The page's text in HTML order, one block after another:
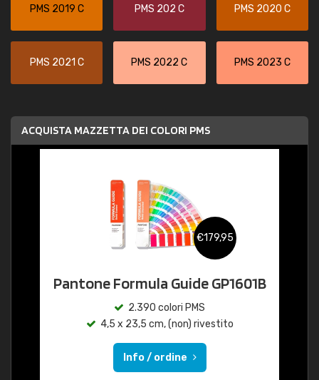
PMS 2019 C PMS 202 C PMS 2020 C
PMS 2021 C PMS 2022 C PMS 2023 C
ACQUISTA MAZZETTA DEI COLORI PMS
€179,95
Pantone Formula Guide GP1601B
2.390 colori PMS
4,5 x 23,5 cm, (non) rivestito
Info / ordine